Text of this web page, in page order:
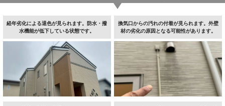
経年劣化による退色が見られます。防水・撥
水機能が低下している状態です。
換気口からの汚れの付着が見られます。外壁
材の劣化の原因となる可能性があります。